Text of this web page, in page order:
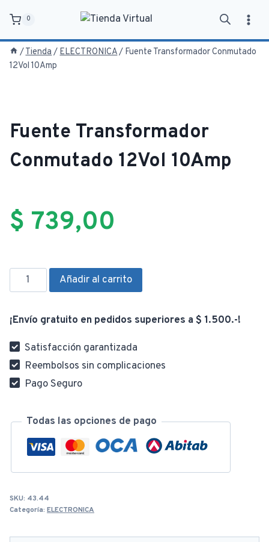
contenido
0
/Tienda / ELECTRONICA/ Fuente Transformador Conmutado
12Vol 10Amp
Fuente Transformador
Conmutado 12Vol 10Amp
$ 739,00
Fuente
Transformador
12Vol
10Amp
cantidad
Añadir al carrito
¡Envío gratuito en pedidos superiores a $ 1.500.-!
Satisfacción garantizada
Reembolsos sin complicaciones
Pago Seguro
Todas las opciones de pago
SKU: 43.44
Categoría: ELECTRONICA